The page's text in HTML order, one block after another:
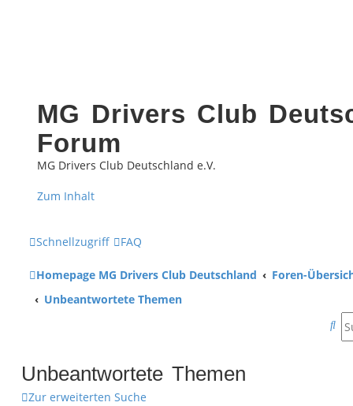
MG Drivers Club
Forum
MG Drivers Club Deutschland e.V.
Zum Inhalt
Schnellzugriff FAQ
Homepage MG Drivers Club Deutschland
Foren-
Unbeantwortete Themen
S
Unbeantwortete Themen
Zur erweiterten Suche